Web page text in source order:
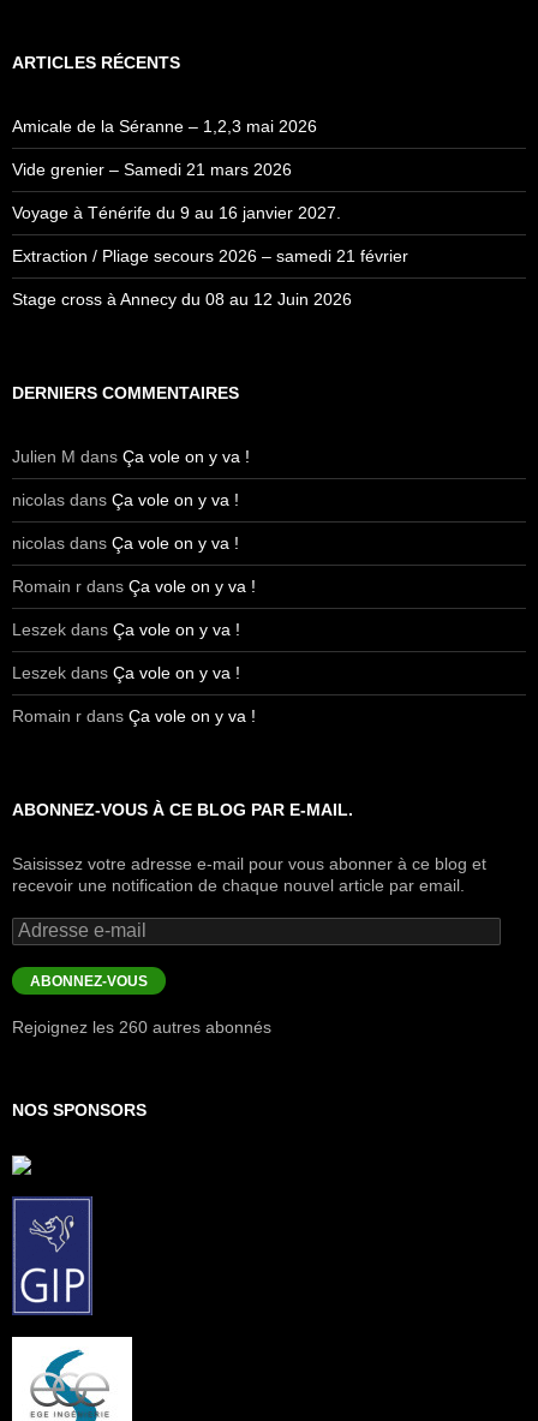
ARTICLES RÉCENTS
Amicale de la Séranne – 1,2,3 mai 2026
Vide grenier – Samedi 21 mars 2026
Voyage à Ténérife du 9 au 16 janvier 2027.
Extraction / Pliage secours 2026 – samedi 21 février
Stage cross à Annecy du 08 au 12 Juin 2026
DERNIERS COMMENTAIRES
Julien M dans Ça vole on y va !
nicolas dans Ça vole on y va !
nicolas dans Ça vole on y va !
Romain r dans Ça vole on y va !
Leszek dans Ça vole on y va !
Leszek dans Ça vole on y va !
Romain r dans Ça vole on y va !
ABONNEZ-VOUS À CE BLOG PAR E-MAIL.
Saisissez votre adresse e-mail pour vous abonner à ce blog et
recevoir une notification de chaque nouvel article par email.
Adresse
e-
mail
ABONNEZ-VOUS
Rejoignez les 260 autres abonnés
NOS SPONSORS